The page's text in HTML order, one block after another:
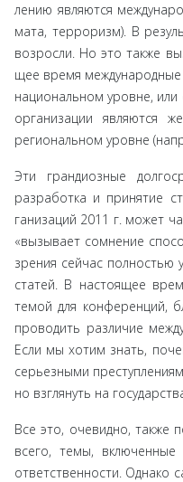
лению являются
мата, терроризм). В
возросли. Но это также
щее время международные
национальном уровне,
организации являются
региональном уровне
Эти грандиозные
разработка и принятие
ганизаций 2011 г. может
«вызывает сомнение
зрения сейчас полностью
статей. В настоящее
темой для конференций,
проводить различие
Если мы хотим знать,
се­рьезными
но взглянуть на
Все это, очевидно, также
всего, темы,
ответственности. Однако